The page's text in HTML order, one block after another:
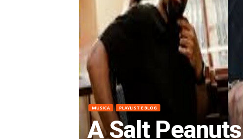
MUSICA PLAYLIST E BLOG
A Salt